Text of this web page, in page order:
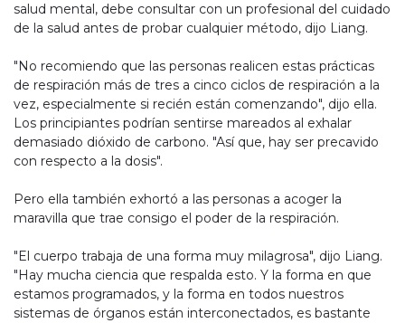
salud mental, debe consultar con un profesional del cuidado
de la salud antes de probar cualquier método, dijo Liang.
"No recomiendo que las personas realicen estas prácticas
de respiración más de tres a cinco ciclos de respiración a la
vez, especialmente si recién están comenzando", dijo ella.
Los principiantes podrían sentirse mareados al exhalar
demasiado dióxido de carbono. "Así que, hay ser precavido
con respecto a la dosis".
Pero ella también exhortó a las personas a acoger la
maravilla que trae consigo el poder de la respiración.
"El cuerpo trabaja de una forma muy milagrosa", dijo Liang.
"Hay mucha ciencia que respalda esto. Y la forma en que
estamos programados, y la forma en todos nuestros
sistemas de órganos están interconectados, es bastante